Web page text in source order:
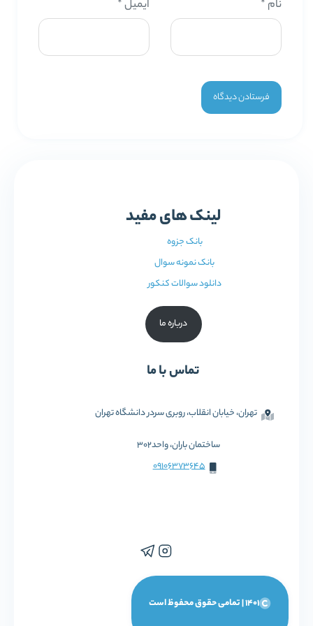
نام * ایمیل*
لینک های مفید
بانک جزوه
بانک نمونه سوال
دانلود سوالات کنکور
درباره ما
تماس با ما
تهران، خیابان انقلاب، روبری سردر دانشگاه تهران
ساختمان باران، واحد302
09106373645
1401 | تمامی حقوق محفوظ است